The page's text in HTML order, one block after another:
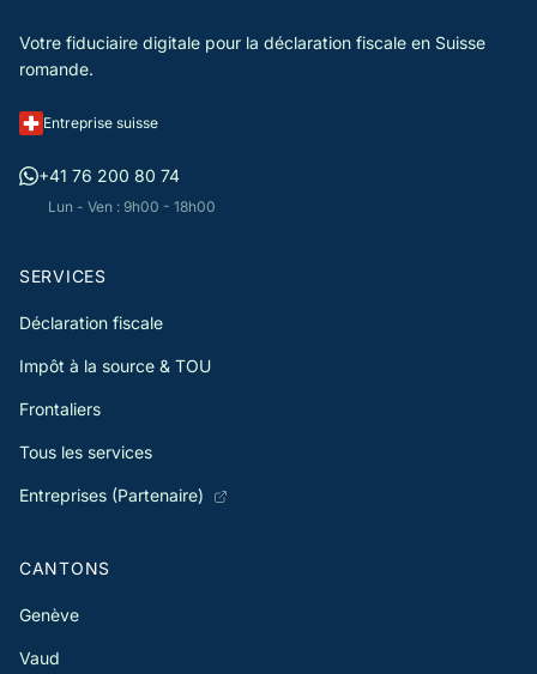
Votre fiduciaire digitale pour la déclaration fiscale en Suisse
romande.
Entreprise suisse
+41 76 200 80 74
Lun - Ven : 9h00 - 18h00
SERVICES
Déclaration fiscale
Impôt à la source & TOU
Frontaliers
Tous les services
Entreprises (Partenaire)
CANTONS
Genève
Vaud